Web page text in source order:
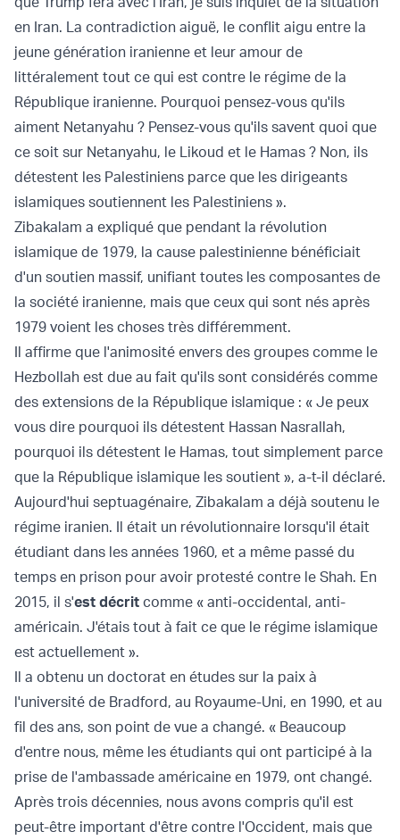
en Iran. La contradiction aiguë, le conflit aigu entre la
jeune génération iranienne et leur amour de
littéralement tout ce qui est contre le régime de la
République iranienne. Pourquoi pensez-vous qu'ils
aiment Netanyahu ? Pensez-vous qu'ils savent quoi que
ce soit sur Netanyahu, le Likoud et le Hamas ? Non, ils
détestent les Palestiniens parce que les dirigeants
islamiques soutiennent les Palestiniens ».
Zibakalam a expliqué que pendant la révolution
islamique de 1979, la cause palestinienne bénéficiait
d'un soutien massif, unifiant toutes les composantes de
la société iranienne, mais que ceux qui sont nés après
1979 voient les choses très différemment.
Il affirme que l'animosité envers des groupes comme le
Hezbollah est due au fait qu'ils sont considérés comme
des extensions de la République islamique : « Je peux
vous dire pourquoi ils détestent Hassan Nasrallah,
pourquoi ils détestent le Hamas, tout simplement parce
que la République islamique les soutient », a-t-il déclaré.
Aujourd'hui septuagénaire, Zibakalam a déjà soutenu le
régime iranien. Il était un révolutionnaire lorsqu'il était
étudiant dans les années 1960, et a même passé du
temps en prison pour avoir protesté contre le Shah. En
2015, il s'est décrit comme « anti-occidental, anti-
américain. J'étais tout à fait ce que le régime islamique
est actuellement ».
Il a obtenu un doctorat en études sur la paix à
l'université de Bradford, au Royaume-Uni, en 1990, et au
fil des ans, son point de vue a changé. « Beaucoup
d'entre nous, même les étudiants qui ont participé à la
prise de l'ambassade américaine en 1979, ont changé.
Après trois décennies, nous avons compris qu'il est
peut-être important d'être contre l'Occident, mais que